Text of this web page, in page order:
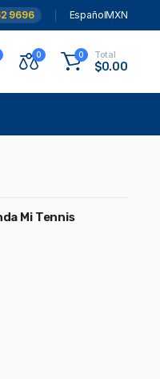
9696 EspañolMXN
0 0 Total
$0.00
Mi Tennis